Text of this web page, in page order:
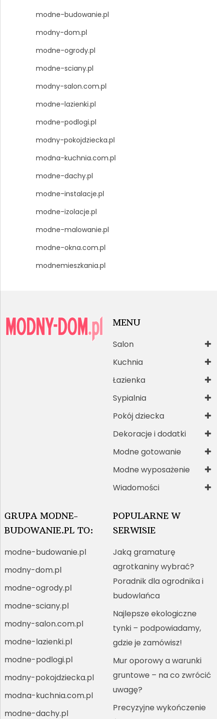
modne-budowanie.pl
modny-dom.pl
modne-ogrody.pl
modne-sciany.pl
modny-salon.com.pl
modne-lazienki.pl
modne-podlogi.pl
modny-pokojdziecka.pl
modna-kuchnia.com.pl
modne-dachy.pl
modne-instalacje.pl
modne-izolacje.pl
modne-malowanie.pl
modne-okna.com.pl
modnemieszkania.pl
MENU
Salon
Kuchnia
Łazienka
Sypialnia
Pokój dziecka
Dekoracje i dodatki
Modne gotowanie
Modne wyposażenie
Wiadomości
GRUPA MODNE-
BUDOWANIE.PL TO:
modne-budowanie.pl
modny-dom.pl
modne-ogrody.pl
modne-sciany.pl
modny-salon.com.pl
modne-lazienki.pl
modne-podlogi.pl
modny-pokojdziecka.pl
modna-kuchnia.com.pl
modne-dachy.pl
POPULARNE W
SERWISIE
Jaką gramaturę
agrotkaniny wybrać?
Poradnik dla ogrodnika i
budowlańca
Najlepsze ekologiczne
tynki – podpowiadamy,
gdzie je zamówisz!
Mur oporowy a warunki
gruntowe – na co zwrócić
uwagę?
Precyzyjne wykończenie